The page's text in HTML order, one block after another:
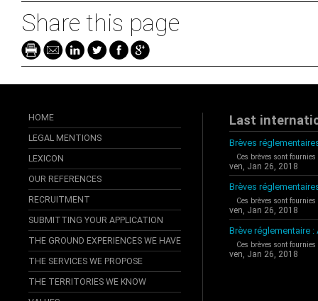
Share this page
HOME
LEGAL MENTIONS
LEXICON
OUR REFERENCES
RECRUITMENT
SUBMITTING YOUR APPLICATION
THE GROUND EXPERIENCES WE HAVE
THE SERVICES WE PROPOSE
THE TERRITORIES WE KNOW
Last
Brèves
Ces brèves sont
ven, Jan 26, 2018
Brèves
Ces brèves sont
ven, Jan 26, 2018
Brève réglementaire :
Ces brèves sont
ven, Jan 26, 2018